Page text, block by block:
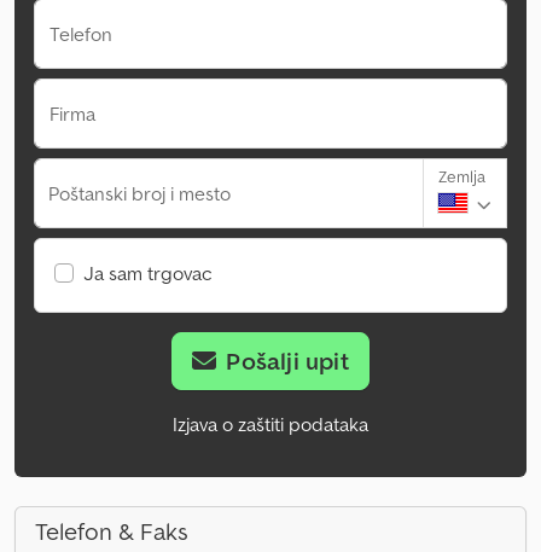
Telefon
Firma
Poštanski broj i mesto
Zemlja
Ja sam trgovac
Pošalji upit
Izjava o zaštiti podataka
Telefon & Faks